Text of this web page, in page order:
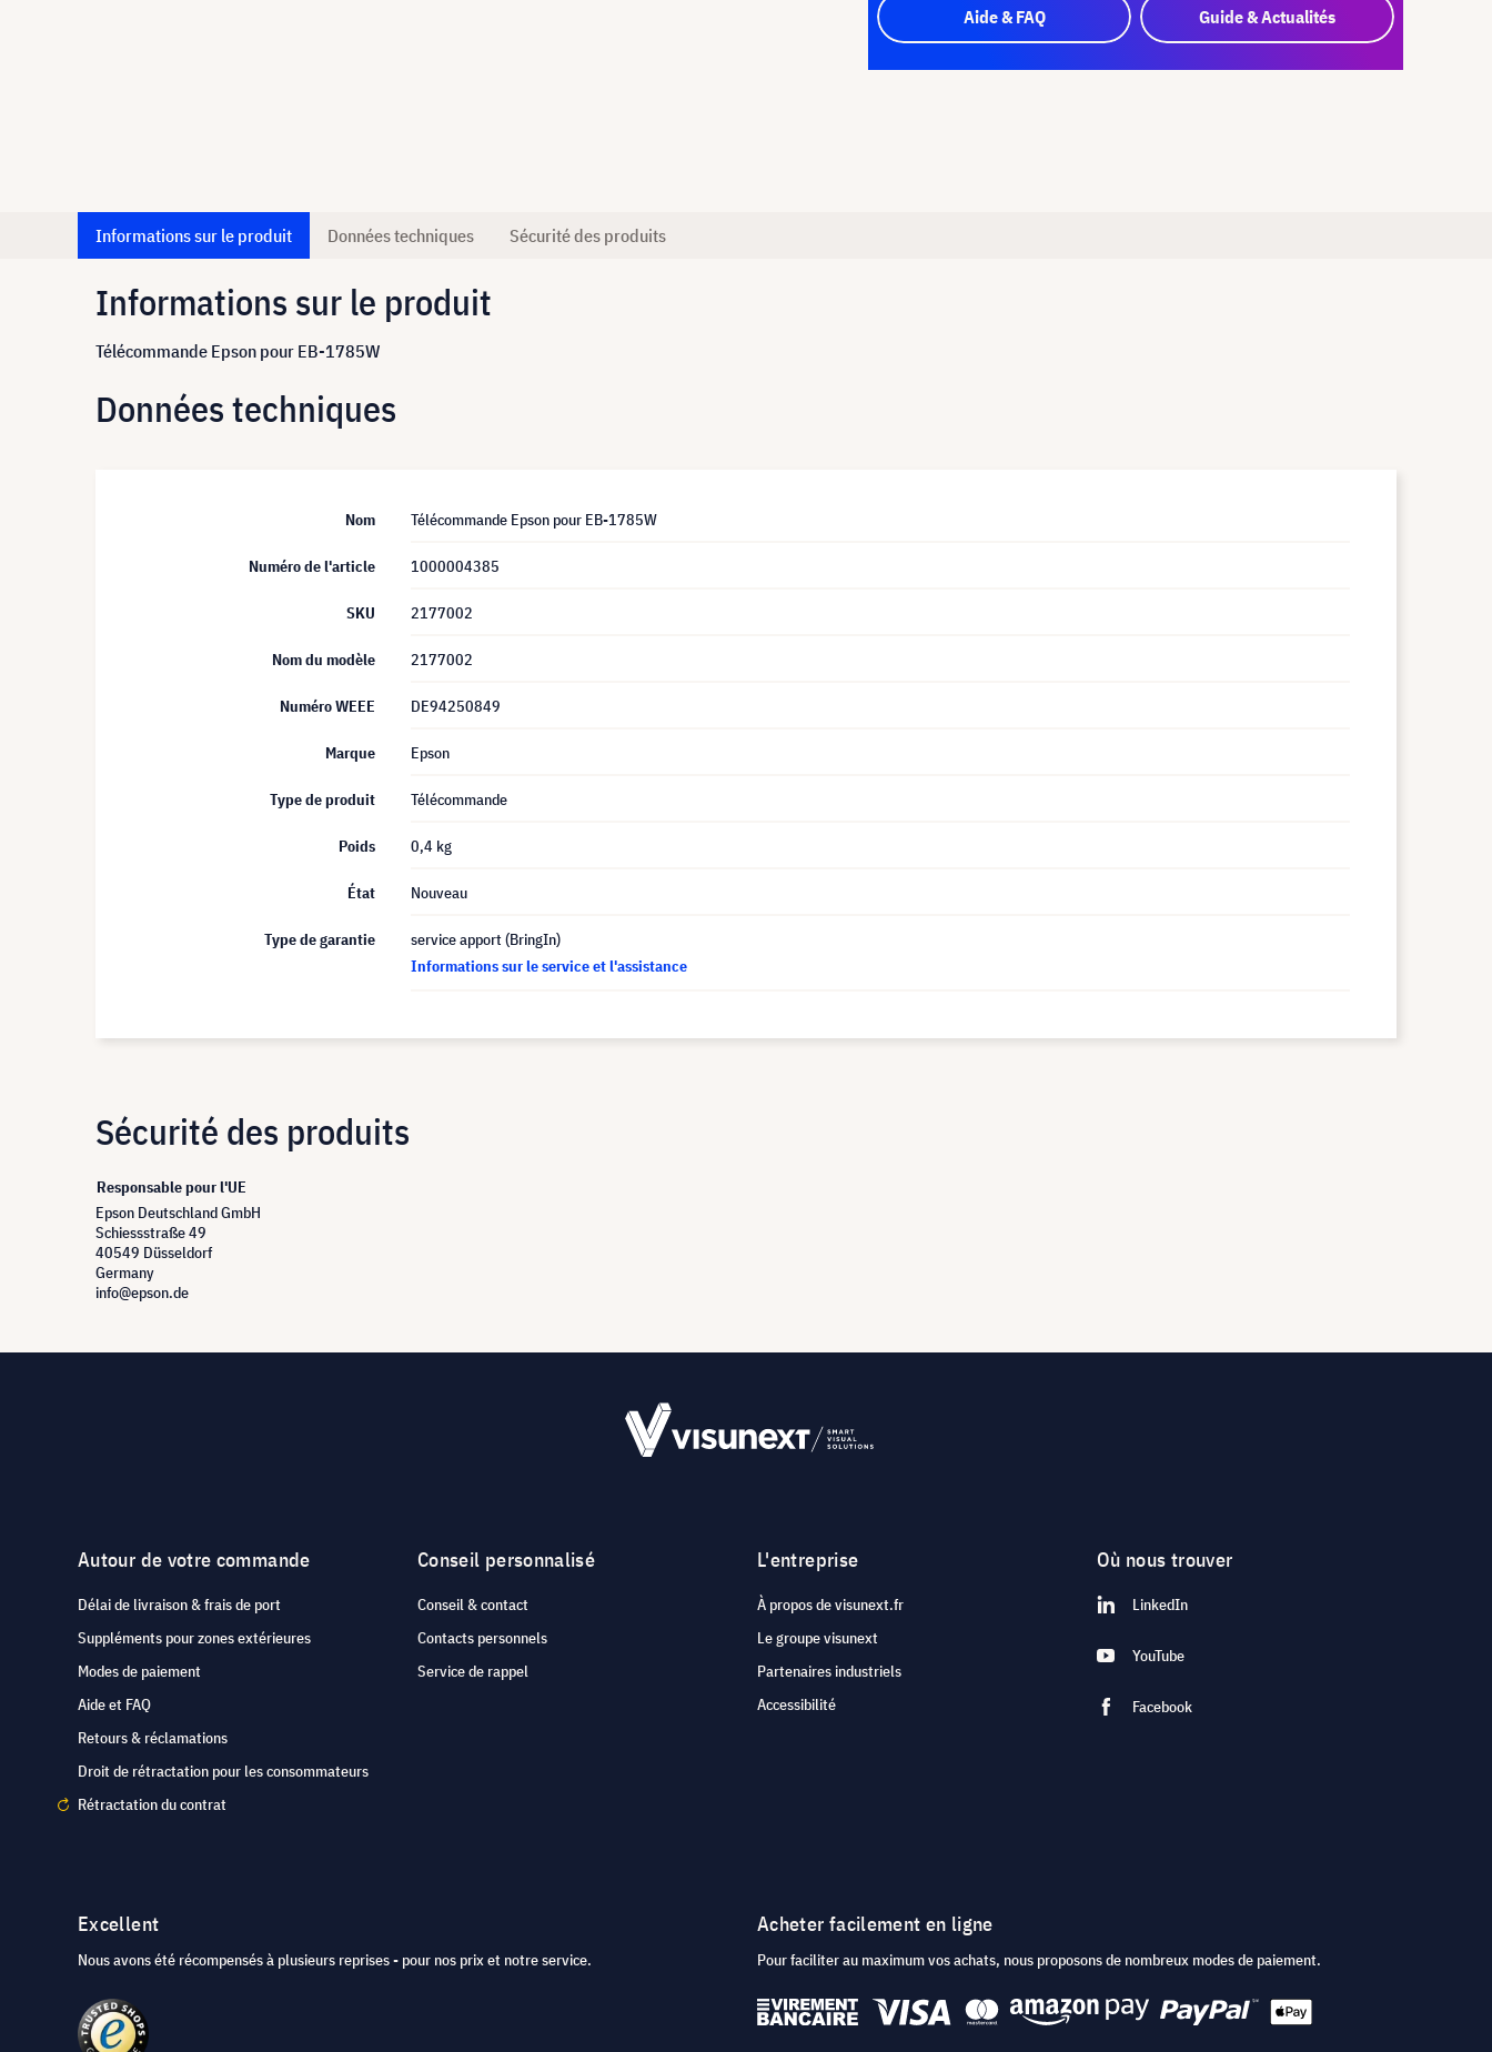
Aide & FAQ Guide & Actualités
Informations sur le produit Données techniques Sécurité des produits
Informations sur le produit
Télécommande Epson pour EB-1785W
Données techniques
Nom Télécommande Epson pour EB-1785W
Numéro de l'article 1000004385
SKU 2177002
Nom du modèle 2177002
Numéro WEEE DE94250849
Marque Epson
Type de produit Télécommande
Poids 0,4 kg
État Nouveau
Type de garantie
service apport (BringIn)
Informations sur le service et l'assistance
Sécurité des produits
Responsable pour l'UE
Epson Deutschland GmbH
Schiessstraße 49
40549 Düsseldorf
Germany
info@epson.de
Autour de votre commande
Délai de livraison & frais de port
Suppléments pour zones extérieures
Modes de paiement
Aide et FAQ
Retours & réclamations
Droit de rétractation pour les consommateurs
Rétractation du contrat
Conseil personnalisé
Conseil & contact
Contacts personnels
Service de rappel
L'entreprise
À propos de visunext.fr
Le groupe visunext
Partenaires industriels
Accessibilité
Où nous trouver
LinkedIn
YouTube
Facebook
Excellent
Nous avons été récompensés à plusieurs reprises - pour nos prix et notre service.
Acheter facilement en ligne
Pour faciliter au maximum vos achats, nous proposons de nombreux modes de paiement.